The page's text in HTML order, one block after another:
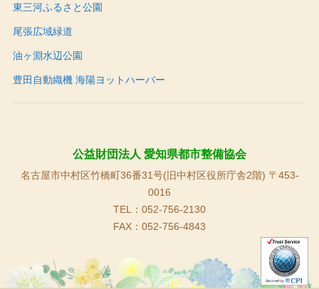
東三河ふるさと公園
尾張広域緑道
油ヶ淵水辺公園
豊田自動織機 海陽ヨットハーバー
公益財団法人 愛知県都市整備協会
名古屋市中村区竹橋町36番31号(旧中村区役所庁舎2階) 〒453-
0016
TEL：052-756-2130
FAX：052-756-4843